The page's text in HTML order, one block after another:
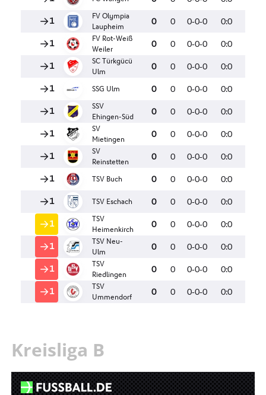
Kreisliga B